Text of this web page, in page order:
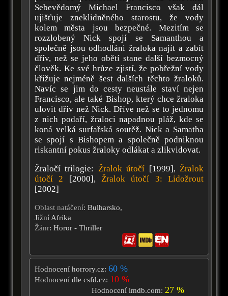
Sebevědomý Michael Francisco však dál
ujišťuje zneklidněného starostu, že vody
kolem města jsou bezpečné. Mezitím se
rozzlobený Nick spojí se Samanthou a
společně jsou odhodláni žraloka najít a zabít
dřív, než se jeho obětí stane další bezmocný
člověk. Ke své hrůze zjistí, že pobřežní vody
křižuje nejméně šest dalších těchto žraloků.
Navíc se jim do cesty neustále staví nejen
Francisco, ale také Bishop, který chce žraloka
ulovit dřív než Nick. Dříve než se to jednomu
z nich podaří, žraloci napadnou pláž, kde se
koná velká surfařská soutěž. Nick a Samatha
se spojí s Bishopem a společně podniknou
riskantní pokus žraloky odlákat a zlikvidovat.
Žraločí trilogie: Žralok útočí [1999],Žralok
útočí 2 [2000],Žralok útočí 3: Lidožrout
[2002]
Oblast natáčení: Bulharsko,
Jižní Afrika
Žánr: Horor - Thriller
Hodnocení horrory.cz: 60 %
Hodnocení dle csfd.cz: 10 %
Hodnocení imdb.com:27 %